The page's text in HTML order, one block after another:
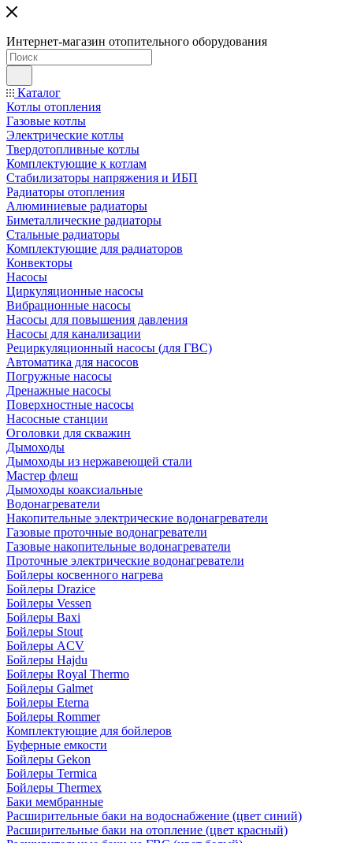
Интернет-магазин отопительного оборудования
Каталог
Котлы отопления
Газовые котлы
Электрические котлы
Твердотопливные котлы
Комплектующие к котлам
Стабилизаторы напряжения и ИБП
Радиаторы отопления
Алюминиевые радиаторы
Биметаллические радиаторы
Стальные радиаторы
Комплектующие для радиаторов
Конвекторы
Насосы
Циркуляционные насосы
Вибрационные насосы
Насосы для повышения давления
Насосы для канализации
Рециркуляционный насосы (для ГВС)
Автоматика для насосов
Погружные насосы
Дренажные насосы
Поверхностные насосы
Насосные станции
Оголовки для скважин
Дымоходы
Дымоходы из нержавеющей стали
Мастер флеш
Дымоходы коаксиальные
Водонагреватели
Накопительные электрические водонагреватели
Газовые проточные водонагреватели
Газовые накопительные водонагреватели
Проточные электрические водонагреватели
Бойлеры косвенного нагрева
Бойлеры Drazice
Бойлеры Vessen
Бойлеры Baxi
Бойлеры Stout
Бойлеры ACV
Бойлеры Hajdu
Бойлеры Royal Thermo
Бойлеры Galmet
Бойлеры Eterna
Бойлеры Rommer
Комплектующие для бойлеров
Буферные емкости
Бойлеры Gekon
Бойлеры Termica
Бойлеры Thermex
Баки мембранные
Расширительные баки на водоснабжение (цвет синий)
Расширительные баки на отопление (цвет красный)